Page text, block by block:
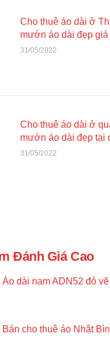
Cho thuê áo dài ở
mướn áo dài đẹp
31/05/2022
Cho thuê áo dài ở
mướn áo dài đẹp tại
31/05/2022
Đánh Giá Cao
Áo dài nam ADN52 đỏ
Bán cho thuê áo Nhật